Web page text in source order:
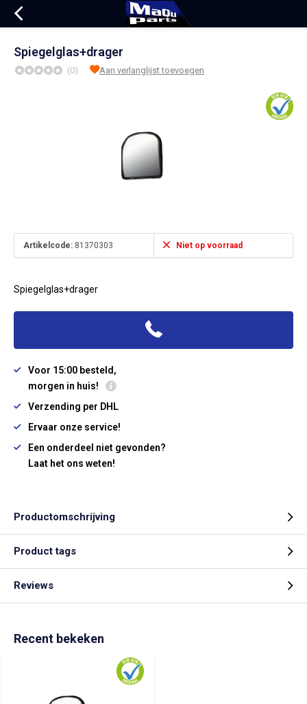
Spiegelglas+drager
(0) Aan verlanglijst toevoegen
Artikelcode: 81370303 Niet op voorraad
Spiegelglas+drager
Voor 15:00 besteld,
morgen in huis!
Verzending per DHL
Ervaar onze service!
Een onderdeel niet gevonden?
Laat het ons weten!
Productomschrijving
Product tags
Reviews
Recent bekeken